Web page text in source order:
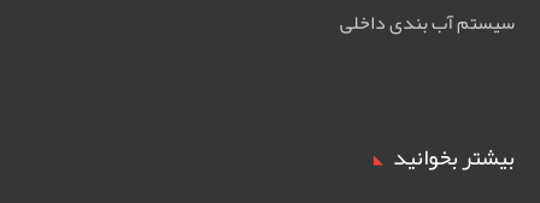
سیستم آب بندی داخلی
بیشتر بخوانید